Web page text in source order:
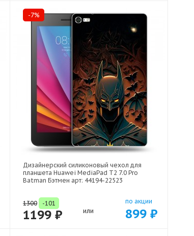
-7%
Дизайнерский силиконовый чехол для
планшета Huawei MediaPad T2 7.0 Pro
Batman Бэтмен арт: 44194-22523
1300 -101
1199 ₽ или
по акции
899 ₽